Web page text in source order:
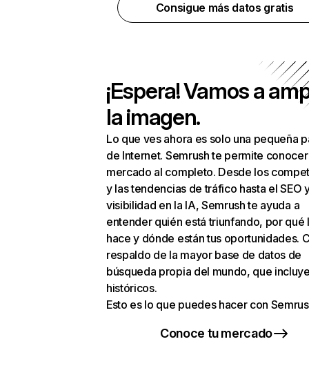
Consigue más datos gratis
¡Espera! Vamos a
la imagen.
Lo que ves ahora es solo una pequeña
de Internet. Semrush te permite
mercado al completo. Desde los
y las tendencias de tráfico hasta el SEO
visibilidad en la IA, Semrush te ayuda a
entender quién está triunfando, por qué
hace y dónde están tus oportunidades.
respaldo de la mayor base de datos de
búsqueda propia del mundo, que
históricos.
Esto es lo que puedes hacer con
Conoce tu mercado